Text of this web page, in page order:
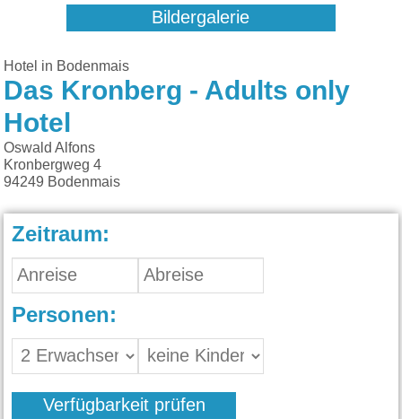
Bildergalerie
Hotel in Bodenmais
Das Kronberg - Adults only
Hotel
Oswald Alfons
Kronbergweg 4
94249 Bodenmais
Zeitraum:
Personen:
Verfügbarkeit prüfen